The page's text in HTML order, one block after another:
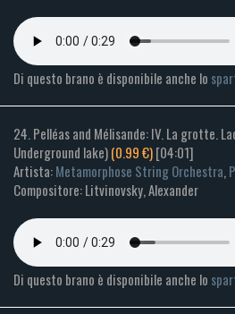
Di questo brano è disponibile anche lo
24. Pelléas and Mélisande: IV. La grotte.
Underground lake)(0.99 €)[04:01]
Artista:Metamorphose String Orchestra,
Compositore: Litvinovsky, Alexander
Di questo brano è disponibile anche lo